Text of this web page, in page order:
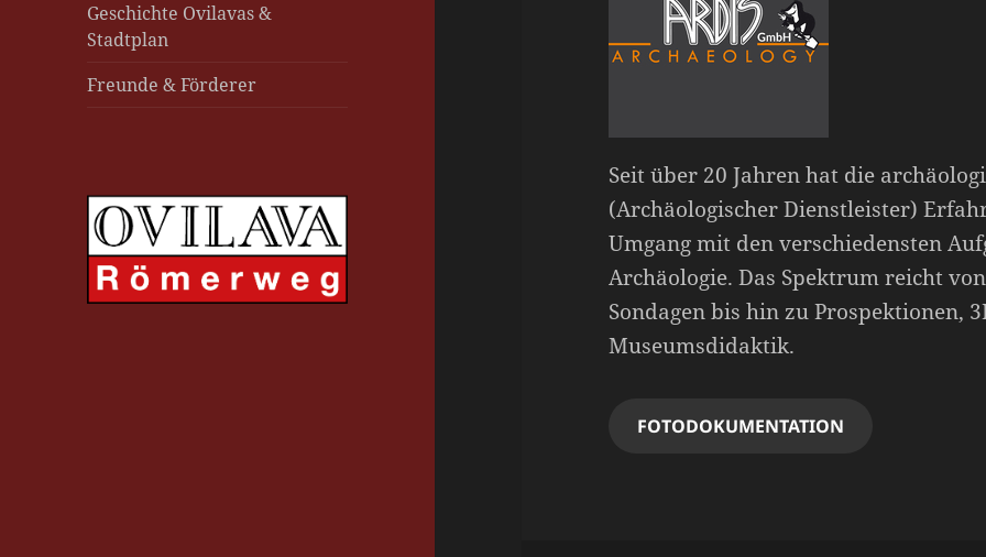
Geschichte Ovilavas &
Stadtplan
Freunde & Förderer
Seit über 20 Jahren hat die
(Archäologischer Dienstleister)
Umgang mit den verschiedensten
Archäologie. Das Spektrum reicht
Sondagen bis hin zu Prospektionen,
Museumsdidaktik.
FOTODOKUMENTATION